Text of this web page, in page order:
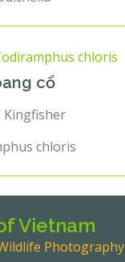
cổ
Kingfisher
chloris
Vietnam
Photography